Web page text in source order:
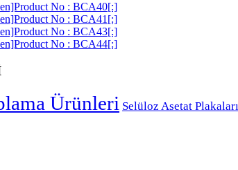
No : BCA40[:]
No : BCA41[:]
No : BCA43[:]
No : BCA44[:]
Ürünleri Selüloz Asetat Plakaları